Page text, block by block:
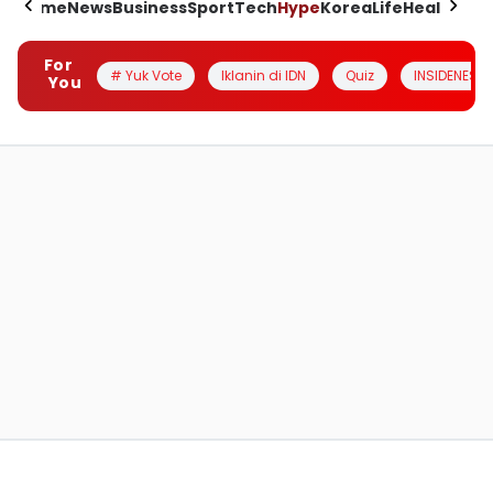
HomeNewsBusinessSportTechHypeKoreaLifeHealth
For
You
# Yuk Vote Iklanin di IDN Quiz INSIDENESIA